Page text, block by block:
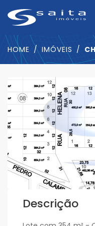
HOME IMÓVEIS
Descrição